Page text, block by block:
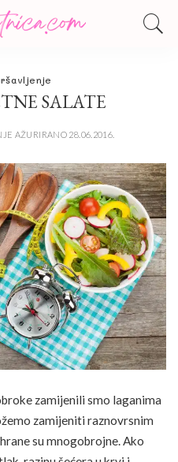
SALATE
AŽURIRANO 28.06.2016.
zamijenili smo laganima
zamijeniti raznovrsnim
su mnogobrojne. Ako